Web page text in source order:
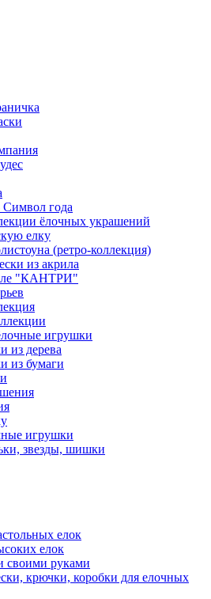
года
ёлочных украшений
елку
(ретро-коллекция)
из акрила
"КАНТРИ"
игрушки
из дерева
из бумаги
игрушки
звезды, шишки
елок
елок
своими руками
крючки, коробки для елочных